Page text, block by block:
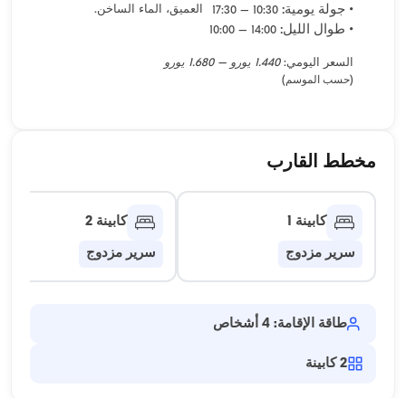
• جولة يومية:
• طوال الليل:
العميق، الماء الساخن.
السعر اليومي:1.440 يورو – 1.680 يورو
(حسب الموسم)
مخطط القارب
كابينة 1
سرير مزدوج
كابينة 2
سرير مزدوج
طاقة الإقامة: 4 أشخاص
2 كابينة